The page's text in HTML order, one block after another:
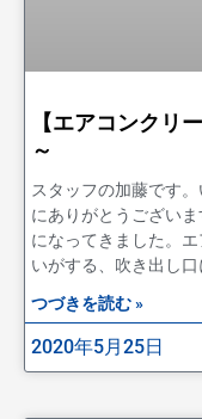
【エアコンクリ
～
スタッフの加藤です
にありがとうござい
になってきました。
いがする、吹き出し
つづきを読む »
2020年5月25日